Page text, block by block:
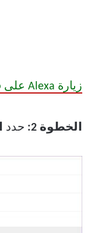
زيارة Alexa على Web
الخطوة 2: حدد